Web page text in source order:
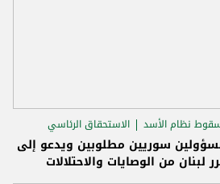
نظام الأسد الاستحقاق الرئاسي
سوريين مطلوبين ويدعو إلى
من الوصايات والاحتلالات